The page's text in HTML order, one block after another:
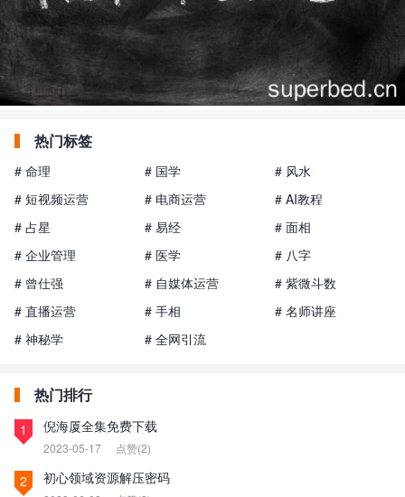
热门标签
# 命理 # 国学
# 风水
# 短视频运营
# 电商运营
# AI教程
# 占星
# 易经
# 面相
# 企业管理
# 医学
# 八字
# 曾仕强
# 自媒体运营
# 紫微斗数
# 直播运营
# 手相
# 名师讲座
# 神秘学
# 全网引流
热门排行
1 倪海厦全集免费下载
2023-05-17 点赞(2)
2 初心领域资源解压密码